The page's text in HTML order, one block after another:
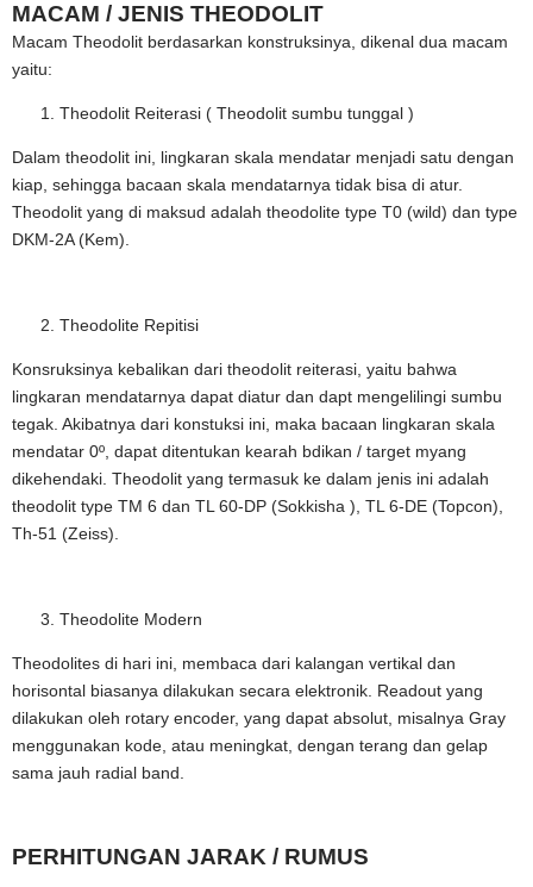
MACAM / JENIS THEODOLIT
Macam Theodolit berdasarkan konstruksinya, dikenal dua macam
yaitu:
Theodolit Reiterasi ( Theodolit sumbu tunggal )
Dalam theodolit ini, lingkaran skala mendatar menjadi satu dengan
kiap, sehingga bacaan skala mendatarnya tidak bisa di atur.
Theodolit yang di maksud adalah theodolite type T0 (wild) dan type
DKM-2A (Kem).
Theodolite Repitisi
Konsruksinya kebalikan dari theodolit reiterasi, yaitu bahwa
lingkaran mendatarnya dapat diatur dan dapt mengelilingi sumbu
tegak. Akibatnya dari konstuksi ini, maka bacaan lingkaran skala
mendatar 0º, dapat ditentukan kearah bdikan / target myang
dikehendaki. Theodolit yang termasuk ke dalam jenis ini adalah
theodolit type TM 6 dan TL 60-DP (Sokkisha ), TL 6-DE (Topcon),
Th-51 (Zeiss).
Theodolite Modern
Theodolites di hari ini, membaca dari kalangan vertikal dan
horisontal biasanya dilakukan secara elektronik. Readout yang
dilakukan oleh rotary encoder, yang dapat absolut, misalnya Gray
menggunakan kode, atau meningkat, dengan terang dan gelap
sama jauh radial band.
PERHITUNGAN JARAK / RUMUS